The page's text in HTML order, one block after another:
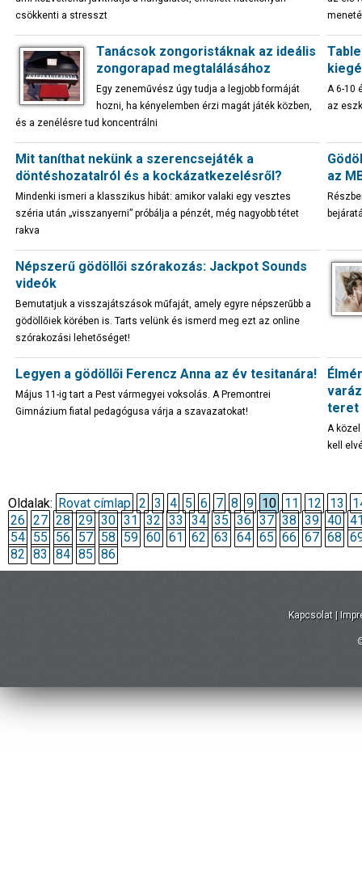
csökkenti a stresszt
Tanácsok zongoristáknak az ideális
zongorapad megtalálásához
Egy zeneművész úgy tudja a legjobb formáját
hozni, ha kényelemben érzi magát játék közben,
és a zenélésre tud koncentrálni
A 6-10
az
Mit taníthat nekünk a szerencsejáték a
döntéshozatalról és a kockázatkezelésről?
Mindenki ismeri a klasszikus hibát: amikor valaki egy vesztes
széria után „visszanyerni” próbálja a pénzét, még nagyobb tétet
rakva
az
Népszerű gödöllői szórakozás: Jackpot Sounds
videók
Bemutatjuk a visszajátszások műfaját, amely egyre népszerűbb a
gödöllőiek körében is. Tarts velünk és ismerd meg ezt az online
szórakozási lehetőséget!
Legyen a gödöllői Ferencz Anna az év tesitanára!
Május 11-ig tart a Pest vármegyei voksolás. A Premontrei
Gimnázium fiatal pedagógusa várja a szavazatokat!
teret
A
kell
Oldalak: Rovat címlap 2 3 4 5 6 7 8 9 10 11 12 13
26 27 28 29 30 31 32 33 34 35 36 37 38 39 40
54 55 56 57 58 59 60 61 62 63 64 65 66 67 68
82 83 84 85 86
Kapcsolat |